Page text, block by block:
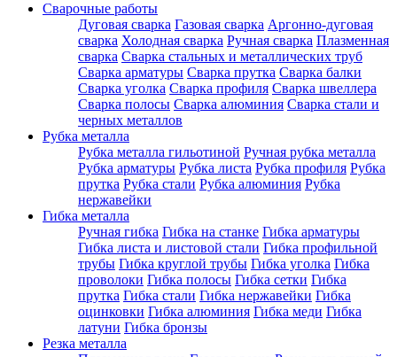
Сварочные работы
Дуговая сварка Газовая сварка Аргонно-дуговая
сварка Холодная сварка Ручная сварка Плазменная
сварка Сварка стальных и металлических труб
Сварка арматуры Сварка прутка Сварка балки
Сварка уголка Сварка профиля Сварка швеллера
Сварка полосы Сварка алюминия Сварка стали и
черных металлов
Рубка металла
Рубка металла гильотиной Ручная рубка металла
Рубка арматуры Рубка листа Рубка профиля Рубка
прутка Рубка стали Рубка алюминия Рубка
нержавейки
Гибка металла
Ручная гибка Гибка на станке Гибка арматуры
Гибка листа и листовой стали Гибка профильной
трубы Гибка круглой трубы Гибка уголка Гибка
проволоки Гибка полосы Гибка сетки Гибка
прутка Гибка стали Гибка нержавейки Гибка
оцинковки Гибка алюминия Гибка меди Гибка
латуни Гибка бронзы
Резка металла